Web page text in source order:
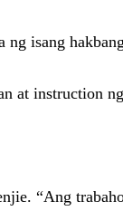
isang
at instruction
“Ang